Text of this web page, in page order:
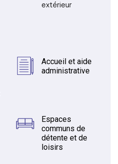
extérieur
Accueil et aide
administrative
Espaces
communs de
détente et de
loisirs